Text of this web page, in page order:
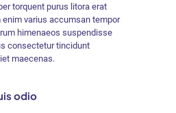
torquent purus litora erat
enim varius accumsan tempor
himenaeos suspendisse
consectetur tincidunt
maecenas.
odio